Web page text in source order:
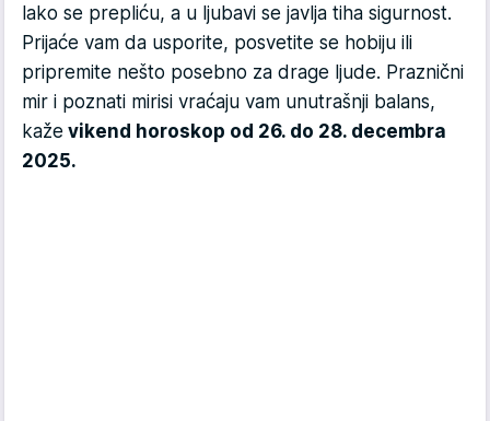
lako se prepliću, a u ljubavi se javlja tiha sigurnost.
Prijaće vam da usporite, posvetite se hobiju ili
pripremite nešto posebno za drage ljude. Praznični
mir i poznati mirisi vraćaju vam unutrašnji balans,
kaže vikend horoskop od 26. do 28. decembra
2025.